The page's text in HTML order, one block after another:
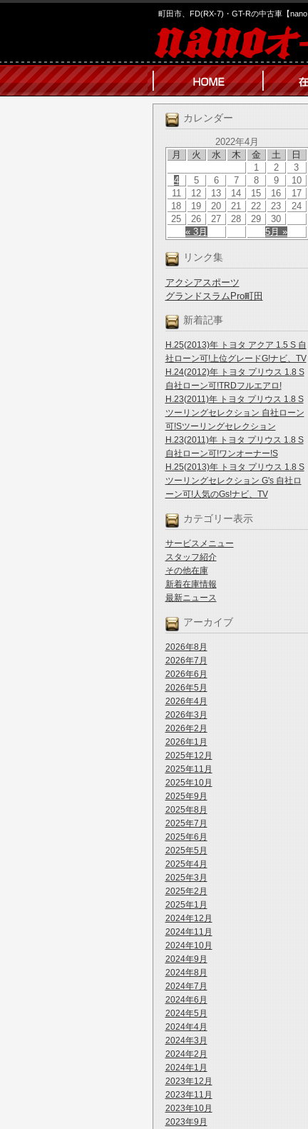
町田市、FD(RX-7)・GT-Rの中古車【nano
カレンダー
2022年4月
月
火 水 木 金 土 日
« 3月 5月 »
1 2
3
4
5 6 7 8 9
10
11
12 13 14 15 16
17
18
19 20 21 22 23
24
25
26 27 28 29 30
リンク集
アクシアスポーツ
グランドスラムPro町田
新着記事
H.25(2013)年 トヨタ アクア 1.5 S 自
社ローン可!上位グレードG!ナビ、TV
H.24(2012)年 トヨタ プリウス 1.8 S
自社ローン可!TRDフルエアロ!
H.23(2011)年 トヨタ プリウス 1.8 S
ツーリングセレクション 自社ローン
可!Sツーリングセレクション
H.23(2011)年 トヨタ プリウス 1.8 S
自社ローン可!ワンオーナー!S
H.25(2013)年 トヨタ プリウス 1.8 S
ツーリングセレクション G's 自社ロ
ーン可!人気のGs!ナビ、TV
カテゴリー表示
サービスメニュー
スタッフ紹介
その他在庫
新着在庫情報
最新ニュース
アーカイブ
2026年8月
2026年7月
2026年6月
2026年5月
2026年4月
2026年3月
2026年2月
2026年1月
2025年12月
2025年11月
2025年10月
2025年9月
2025年8月
2025年7月
2025年6月
2025年5月
2025年4月
2025年3月
2025年2月
2025年1月
2024年12月
2024年11月
2024年10月
2024年9月
2024年8月
2024年7月
2024年6月
2024年5月
2024年4月
2024年3月
2024年2月
2024年1月
2023年12月
2023年11月
2023年10月
2023年9月